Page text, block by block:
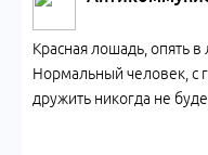
Красная лошадь, опять
Нормальный человек, с
дружить никогда не